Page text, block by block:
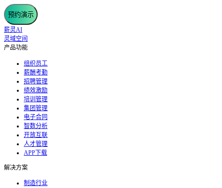
预约演示
薪灵AI
灵域空间
产品功能
组织员工
薪酬考勤
招聘管理
绩效激励
培训管理
集团管理
电子合同
智数分析
开放互联
人才管理
APP下载
解决方案
制造行业